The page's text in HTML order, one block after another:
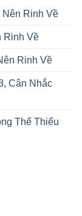
Nên Rinh Về
Rinh Về
Rinh Về
Cân Nhắc
Thể Thiếu